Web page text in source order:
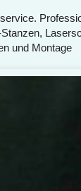
und Montage